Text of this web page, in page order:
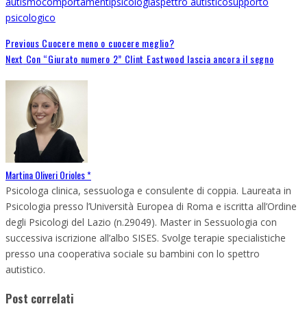
psicologico
Previous Cuocere meno o cuocere meglio?
Next Con “Giurato numero 2” Clint Eastwood lascia ancora il segno
Martina Oliveri Orioles *
Psicologa clinica, sessuologa e consulente di coppia. Laureata in
Psicologia presso l’Università Europea di Roma e iscritta all’Ordine
degli Psicologi del Lazio (n.29049). Master in Sessuologia con
successiva iscrizione all’albo SISES. Svolge terapie specialistiche
presso una cooperativa sociale su bambini con lo spettro
autistico.
Post correlati